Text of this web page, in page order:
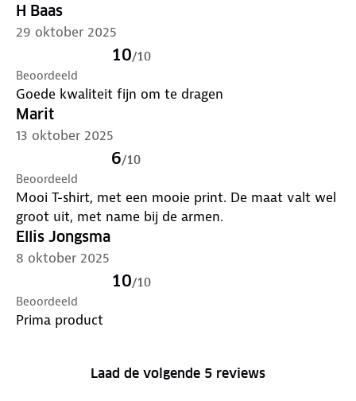
H Baas
29 oktober 2025
10/10
Beoordeeld
Goede kwaliteit fijn om te dragen
Marit
13 oktober 2025
6/10
Beoordeeld
Mooi T-shirt, met een mooie print. De maat valt wel
groot uit, met name bij de armen.
Ellis Jongsma
8 oktober 2025
10/10
Beoordeeld
Prima product
Laad de volgende 5 reviews